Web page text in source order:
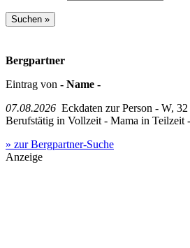
Bergpartner
Eintrag von - Name -
07.08.2026 Eckdaten zur Person - W,
Berufstätig in Vollzeit - Mama in Teilzeit
» zur Bergpartner-Suche
Anzeige